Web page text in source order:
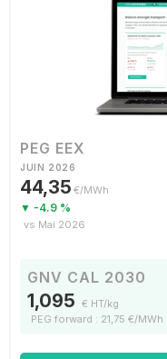
PEG EEX
JUIN 2026
44,35 €/MWh
▼ -4.9 %
vs Mai 2026
GNV CAL 2030
1,095 € HT/kg
PEG forward : 21,75 €/MWh